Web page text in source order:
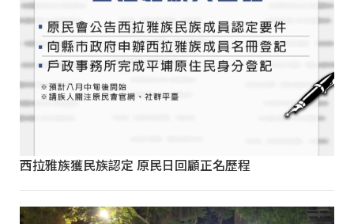
西拉雅族獲民族認定 原民日回顧正名歷程